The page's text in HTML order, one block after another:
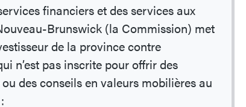
financiers et des services aux
Brunswick (la Commission) met
de la province contre
n’est pas inscrite pour offrir des
des conseils en valeurs mobilières au